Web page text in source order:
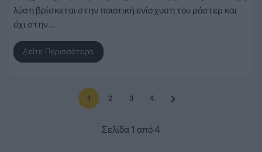
λύση βρίσκεται στην ποιοτική ενίσχυση του ρόστερ και
όχι στην…
Δείτε Περισσότερα
1 2 3 4
Σελίδα 1 από 4